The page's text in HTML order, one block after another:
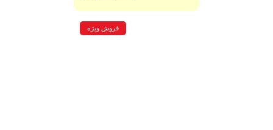
فروش ویژه